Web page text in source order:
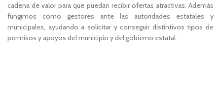
cadena de valor para que puedan recibir ofertas atractivas. Además
fungimos como gestores ante las autoridades estatales y
municipales, ayudando a solicitar y conseguir distintivos tipos de
permisos y apoyos del municipio y del gobierno estatal.